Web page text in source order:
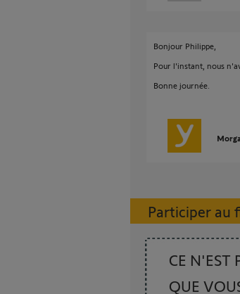
Bonjour Philippe,
Pour l'instant, nous
Bonne journée.
Participer au
CE N'EST
QUE